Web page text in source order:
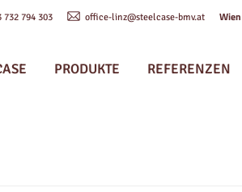
732 794 303 office-linz@steelcase-bmv.at Wien
PRODUKTE REFERENZEN